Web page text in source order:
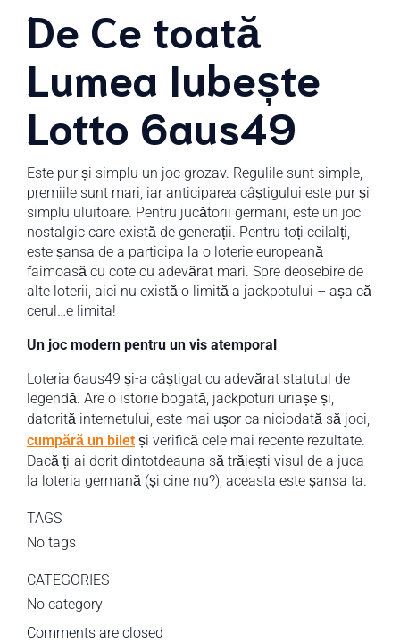
De Ce toată
Lumea Iubește
Lotto 6aus49
Este pur și simplu un joc grozav. Regulile sunt simple,
premiile sunt mari, iar anticiparea câștigului este pur și
simplu uluitoare. Pentru jucătorii germani, este un joc
nostalgic care există de generații. Pentru toți ceilalți,
este șansa de a participa la o loterie europeană
faimoasă cu cote cu adevărat mari. Spre deosebire de
alte loterii, aici nu există o limită a jackpotului – așa că
cerul…e limita!
Un joc modern pentru un vis atemporal
Loteria 6aus49 și-a câștigat cu adevărat statutul de
legendă. Are o istorie bogată, jackpoturi uriașe și,
datorită internetului, este mai ușor ca niciodată să joci,
cumpără un bilet și verifică cele mai recente rezultate.
Dacă ți-ai dorit dintotdeauna să trăiești visul de a juca
la loteria germană (și cine nu?), aceasta este șansa ta.
TAGS
No tags
CATEGORIES
No category
Comments are closed